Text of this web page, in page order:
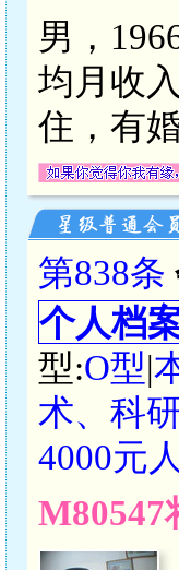
男，
均月收
住，有
第838条
个人档
型:O型|
术、科
4000元
M80547